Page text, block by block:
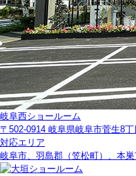
岐阜西ショールーム
〒502-0914 岐阜県岐阜市菅生8丁
対応エリア
岐阜市、羽島郡（笠松町）、本